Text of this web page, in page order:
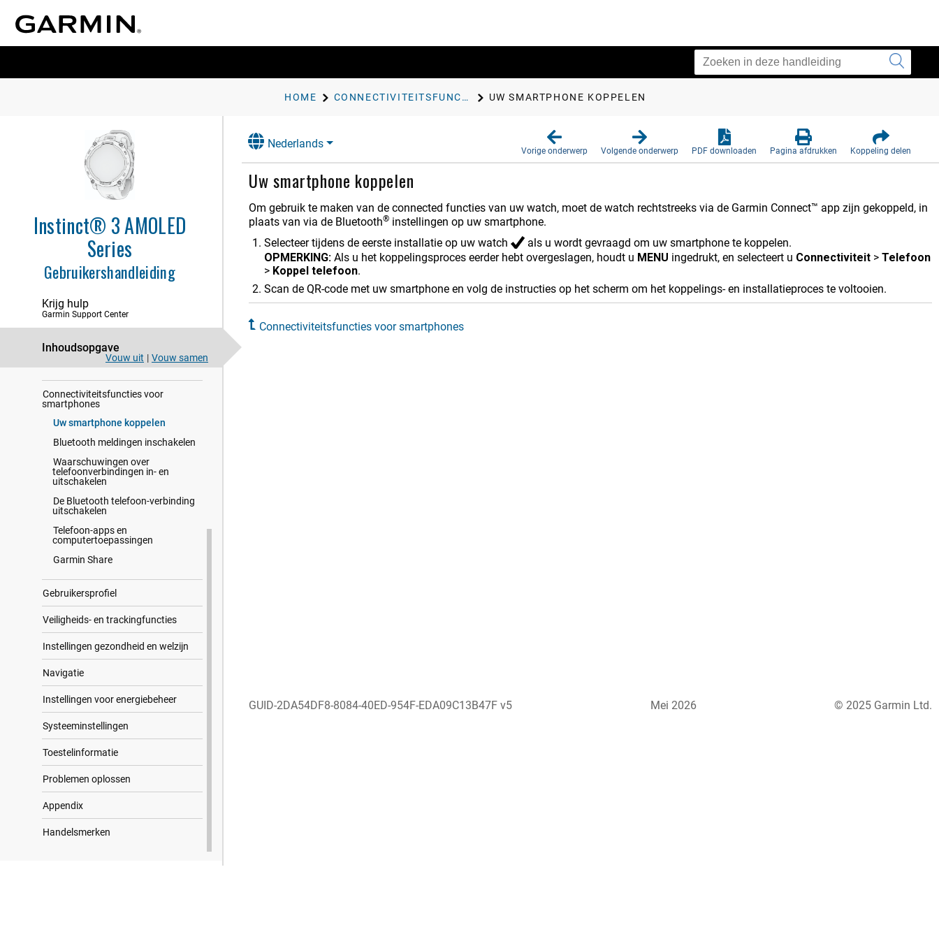
HOME CONNECTIVITEITSFUNCTIES VOOR SMARTPHONES UW SMARTPHONE KOPPELEN
Instinct® 3 AMOLED
Series
Gebruikershandleiding
Krijg hulp
Garmin Support Center
Inhoudsopgave
Vouw uit | Vouw samen
Activiteiten en apps
Klokken
Geschiedenis
Instellingen voor meldingen en
Lay-out
Sensoren en accessoires
Kaart
Connectiviteitsfuncties voor
smartphones
Uw smartphone koppelen
Bluetooth meldingen inschakelen
Waarschuwingen over
telefoonverbindingen in- en
uitschakelen
De Bluetooth telefoon-verbinding
uitschakelen
Telefoon-apps en
computertoepassingen
Garmin Share
Gebrui​kers​profiel
Veiligheids- en trackingfuncties
Instellingen gezondheid en welzijn
Navigatie
Instellingen voor energiebeheer
Systeeminstellingen
Toestelinformatie
Problemen oplossen
Appendix
Handelsmerken
Nederlands
Vorige onderwerp Volgende onderwerp PDF downloaden Pagina afdrukken Koppeling delen
Uw smartphone koppelen
Om gebruik te maken van de connected functies van uw watch, moet de watch rechtstreeks via de Garmin Connect™ app zijn gekoppeld, in
plaats van via de Bluetooth® instellingen op uw smartphone.
Selecteer tijdens de eerste installatie op uw watch
als u wordt gevraagd om uw smartphone te koppelen.
OPMERKING: Als u het koppelingsproces eerder hebt overgeslagen, houdt u MENU ingedrukt, en selecteert u Connectiviteit > Telefoon
> Koppel telefoon.
Scan de QR-code met uw smartphone en volg de instructies op het scherm om het koppelings- en installatieproces te voltooien.
Connectiviteitsfuncties voor smartphones
GUID-2DA54DF8-8084-40ED-954F-EDA09C13B47F v5 Mei 2026 © 2025 Garmin Ltd.